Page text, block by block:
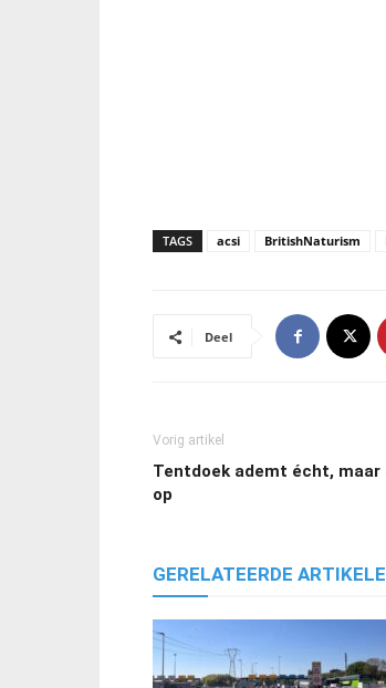
TAGS acsi BritishNaturism
Deel
Vorig artikel
Tentdoek ademt écht, maar
op
GERELATEERDE